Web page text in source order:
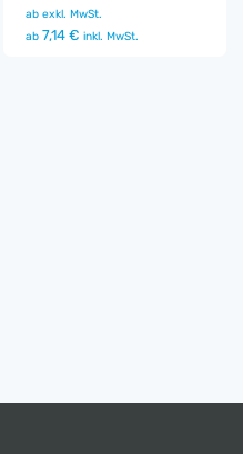
ab exkl. MwSt.
ab 7,14 € inkl. MwSt.